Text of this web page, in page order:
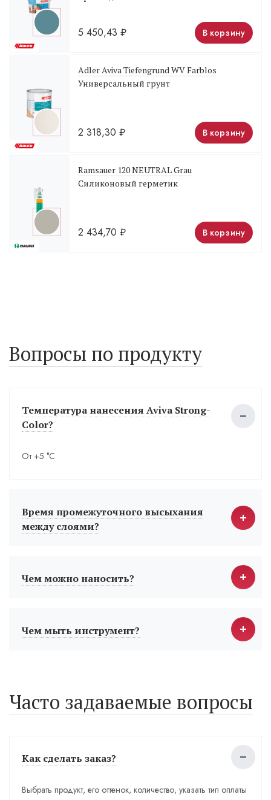
5 450,43 ₽ В корзину
Adler Aviva Tiefengrund WV Farblos
Универсальный грунт
2 318,30 ₽ В корзину
Ramsauer 120 NEUTRAL Grau
Силиконовый герметик
2 434,70 ₽ В корзину
Вопросы по продукту
Температура нанесения Aviva Strong-
Color?
От +5 °С
Время промежуточного высыхания
между слоями?
Чем можно наносить?
Чем мыть инструмент?
Часто задаваемые вопросы
Как сделать заказ?
Выбрать продукт, его оттенок, количество, указать тип оплаты